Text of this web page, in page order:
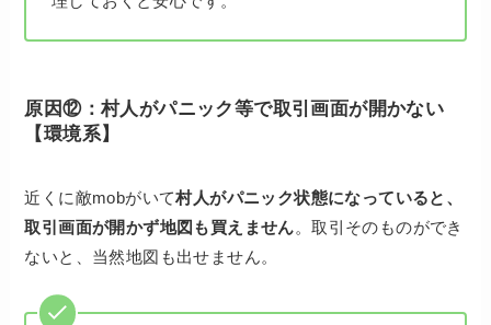
原因⑫：村人がパニック等で取引画面が開かない
【環境系】
近くに敵mobがいて村人がパニック状態になっていると、
取引画面が開かず地図も買えません。取引そのものができ
ないと、当然地図も出せません。